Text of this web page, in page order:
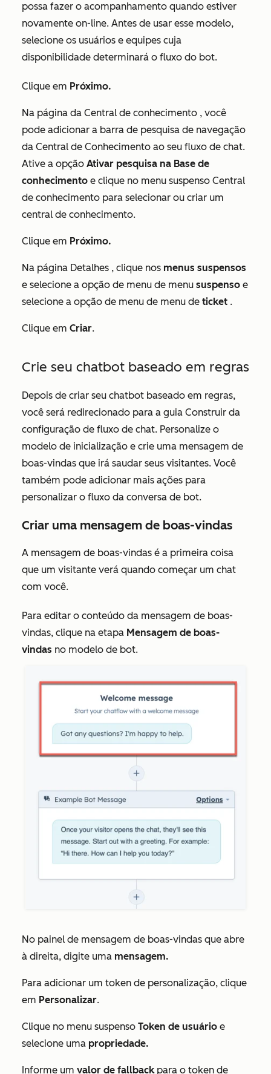
possa fazer o acompanhamento quando estiver
novamente on-line. Antes de usar esse modelo,
selecione os usuários e equipes cuja
disponibilidade determinará o fluxo do bot.
Clique em Próximo.
Na página da Central de conhecimento , você
pode adicionar a barra de pesquisa de navegação
da Central de Conhecimento ao seu fluxo de chat.
Ative a opção Ativar pesquisa na Base de
conhecimento e clique no menu suspenso Central
de conhecimento para selecionar ou criar um
central de conhecimento.
Clique em Próximo.
Na página Detalhes , clique nos menus suspensos
e selecione a opção de menu de menu suspenso e
selecione a opção de menu de menu de ticket .
Clique em Criar.
Crie seu chatbot baseado em regras
Depois de criar seu chatbot baseado em regras,
você será redirecionado para a guia Construir da
configuração de fluxo de chat. Personalize o
modelo de inicialização e crie uma mensagem de
boas-vindas que irá saudar seus visitantes. Você
também pode adicionar mais ações para
personalizar o fluxo da conversa de bot.
Criar uma mensagem de boas-vindas
A mensagem de boas-vindas é a primeira coisa
que um visitante verá quando começar um chat
com você.
Para editar o conteúdo da mensagem de boas-
vindas, clique na etapa Mensagem de boas-
vindas no modelo de bot.
No painel de mensagem de boas-vindas que abre
à direita, digite uma mensagem.
Para adicionar um token de personalização, clique
em Personalizar.
Clique no menu suspenso Token de usuário e
selecione uma propriedade.
Informe um valor de fallbackpara o token de